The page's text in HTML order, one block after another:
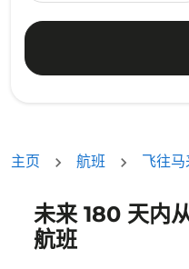
主页 航班 飞往马
未来 180 天内
航班
没有符合您的筛选条件